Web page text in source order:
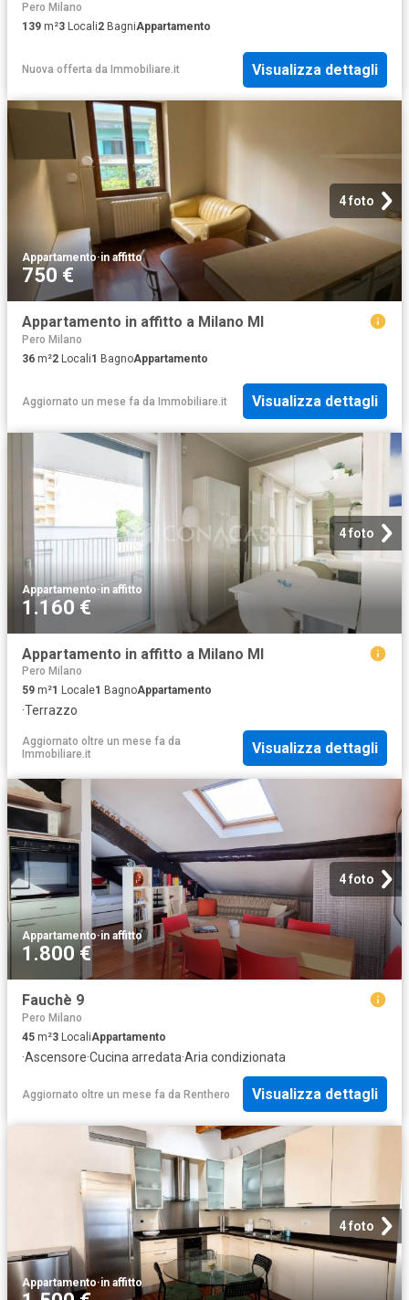
Pero Milano
139 m²3 Locali2 BagniAppartamento
Nuova offerta da Immobiliare.it Visualizza dettagli
4 foto
Appartamento·in affitto
750 €
Appartamento in affitto a Milano MI
Pero Milano
36 m²2 Locali1 BagnoAppartamento
Aggiornato un mese fa da Immobiliare.it Visualizza dettagli
4 foto
Appartamento·in affitto
1.160 €
Appartamento in affitto a Milano MI
Pero Milano
59 m²1 Locale1 BagnoAppartamento
·Terrazzo
Aggiornato oltre un mese fa da
Immobiliare.it
Visualizza dettagli
4 foto
Appartamento·in affitto
1.800 €
Fauchè 9
Pero Milano
45 m²3 LocaliAppartamento
·Ascensore·Cucina arredata·Aria condizionata
Aggiornato oltre un mese fa da Renthero Visualizza dettagli
4 foto
Appartamento·in affitto